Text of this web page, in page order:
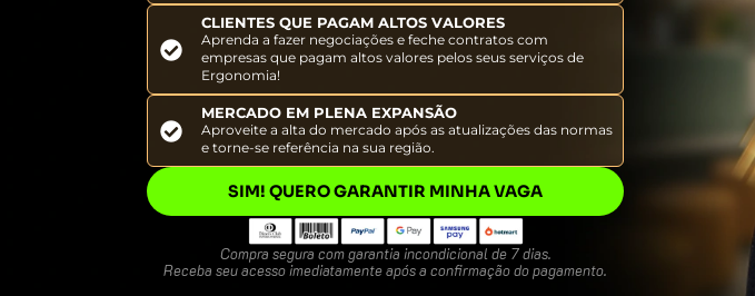
CLIENTES QUE PAGAM ALTOS VALORES
Aprenda a fazer negociações e feche contratos com
empresas que pagam altos valores pelos seus serviços de
Ergonomia!
MERCADO EM PLENA EXPANSÃO
Aproveite a alta do mercado após as atualizações das normas
e torne-se referência na sua região.
SIM! QUERO GARANTIR MINHA VAGA
Compra segura com garantia incondicional de 7 dias.
Receba seu acesso imediatamente após a confirmação do pagamento.